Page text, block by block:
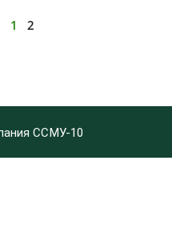
1 2
ССМУ-10